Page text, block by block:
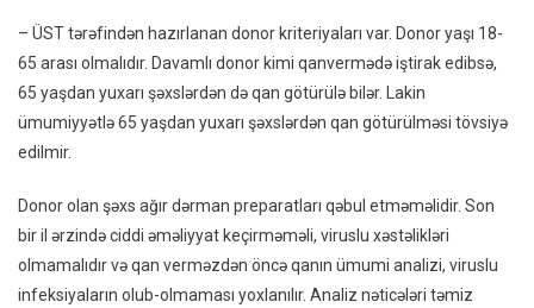
– ÜST tərəfindən hazırlanan donor kriteriyaları var. Donor yaşı 18-
65 arası olmalıdır. Davamlı donor kimi qanvermədə iştirak edibsə,
65 yaşdan yuxarı şəxslərdən də qan götürülə bilər. Lakin
ümumiyyətlə 65 yaşdan yuxarı şəxslərdən qan götürülməsi tövsiyə
edilmir.
Donor olan şəxs ağır dərman preparatları qəbul etməməlidir. Son
bir il ərzində ciddi əməliyyat keçirməməli, viruslu xəstəlikləri
olmamalıdır və qan verməzdən öncə qanın ümumi analizi, viruslu
infeksiyaların olub-olmaması yoxlanılır. Analiz nəticələri təmiz